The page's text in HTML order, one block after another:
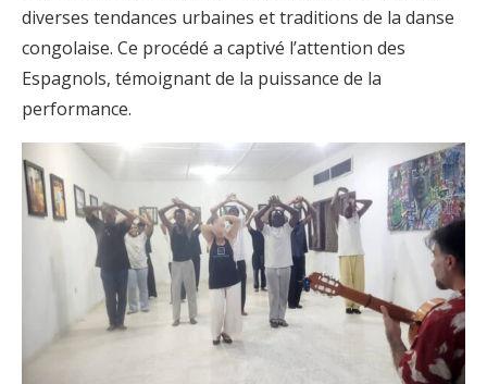
diverses tendances urbaines et traditions de la danse
congolaise. Ce procédé a captivé l’attention des
Espagnols, témoignant de la puissance de la
performance.